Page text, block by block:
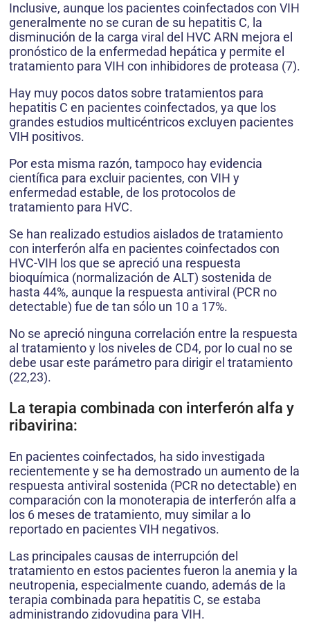
Inclusive, aunque los pacientes coinfectados con VIH
generalmente no se curan de su hepatitis C, la
disminución de la carga viral del HVC ARN mejora el
pronóstico de la enfermedad hepática y permite el
tratamiento para VIH con inhibidores de proteasa (7).
Hay muy pocos datos sobre tratamientos para
hepatitis C en pacientes coinfectados, ya que los
grandes estudios multicéntricos excluyen pacientes
VIH positivos.
Por esta misma razón, tampoco hay evidencia
científica para excluir pacientes, con VIH y
enfermedad estable, de los protocolos de
tratamiento para HVC.
Se han realizado estudios aislados de tratamiento
con interferón alfa en pacientes coinfectados con
HVC-VIH los que se apreció una respuesta
bioquímica (normalización de ALT) sostenida de
hasta 44%, aunque la respuesta antiviral (PCR no
detectable) fue de tan sólo un 10 a 17%.
No se apreció ninguna correlación entre la respuesta
al tratamiento y los niveles de CD4, por lo cual no se
debe usar este parámetro para dirigir el tratamiento
(22,23).
La terapia combinada con interferón alfa y
ribavirina:
En pacientes coinfectados, ha sido investigada
recientemente y se ha demostrado un aumento de la
respuesta antiviral sostenida (PCR no detectable) en
comparación con la monoterapia de interferón alfa a
los 6 meses de tratamiento, muy similar a lo
reportado en pacientes VIH negativos.
Las principales causas de interrupción del
tratamiento en estos pacientes fueron la anemia y la
neutropenia, especialmente cuando, además de la
terapia combinada para hepatitis C, se estaba
administrando zidovudina para VIH.